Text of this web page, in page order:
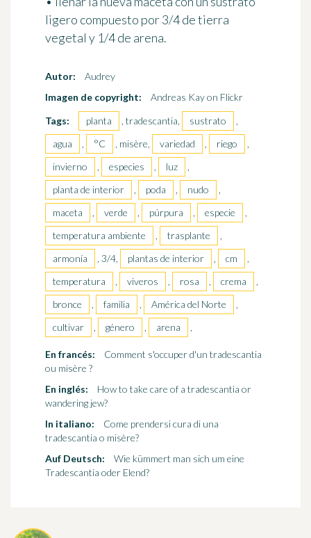
ligero compuesto por3/4 de tierra
vegetal y 1/4 de arena.
Autor:
Audrey
Imagen de copyright:
Andreas Kay on Flickr
Tags:
planta , tradescantia, sustrato
,
agua
, °C , misère, variedad , riego
,
invierno
, especies , luz
,
planta de interior
, poda , nudo
,
maceta
, verde , púrpura , especie
,
temperatura ambiente
, trasplante
,
armonía
, 3/4, plantas de interior , cm
,
temperatura
, viveros , rosa , crema
,
bronce
, familia , América del Norte
,
cultivar
, género , arena ,
En francés:
Comment s'occuper d'un tradescantia
ou misère ?
En inglés:
How to take care of a tradescantia or
wandering jew?
In italiano:
Come prendersi cura di una
tradescantia o misère?
Auf Deutsch:
Wie kümmert man sich um eine
Tradescantia oder Elend?